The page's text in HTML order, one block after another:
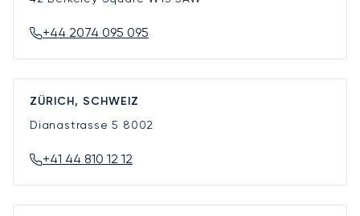
+44 2074 095 095
ZÜRICH, SCHWEIZ
Dianastrasse 5 8002
+41 44 810 12 12